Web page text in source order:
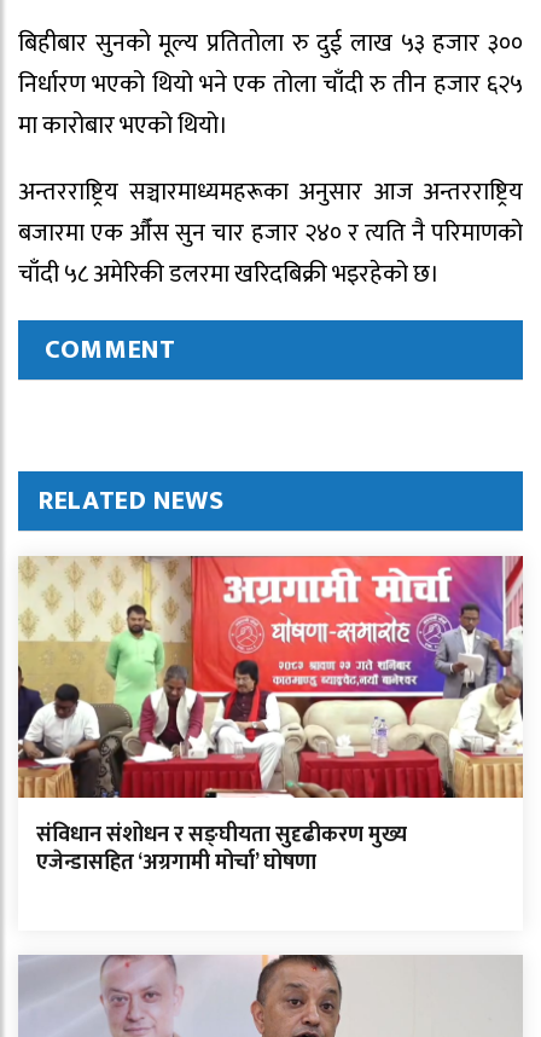
बिहीबार सुनको मूल्य प्रतितोला रु दुई लाख ५३ हजार ३००
निर्धारण भएको थियो भने एक तोला चाँदी रु तीन हजार ६२५
मा कारोबार भएको थियो।
अन्तरराष्ट्रिय सञ्चारमाध्यमहरूका अनुसार आज अन्तरराष्ट्रिय
बजारमा एक औँस सुन चार हजार २४० र त्यति नै परिमाणको
चाँदी ५८ अमेरिकी डलरमा खरिदबिक्री भइरहेको छ।
COMMENT
RELATED NEWS
संविधान संशोधन र सङ्घीयता सुदृढीकरण मुख्य
एजेन्डासहित ‘अग्रगामी मोर्चा’ घोषणा